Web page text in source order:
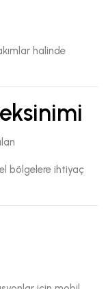
halinde
bölgelere ihtiyaç